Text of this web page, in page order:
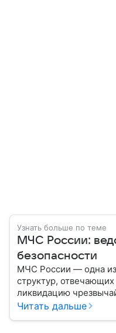
Узнать больше по теме
МЧС России:
безопасности
МЧС России — одна
структур, отвечающих
ликвидацию
играет важную роль в
Читать дальше